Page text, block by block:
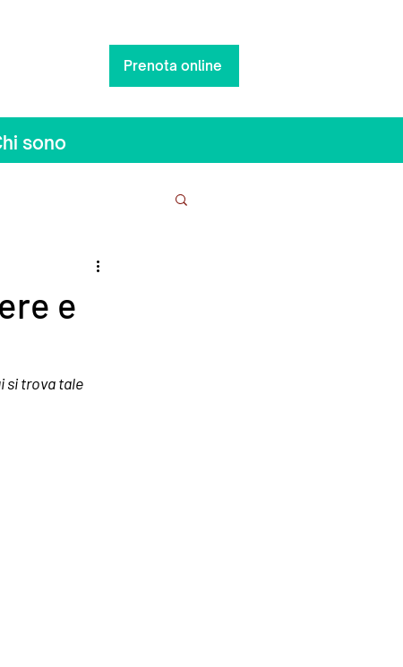
Prenota online
sono
e
si trova tale